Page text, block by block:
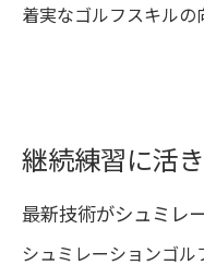
着実なゴルフスキルの
継続練習に活
最新技術がシュミレ
シュミレーションゴ